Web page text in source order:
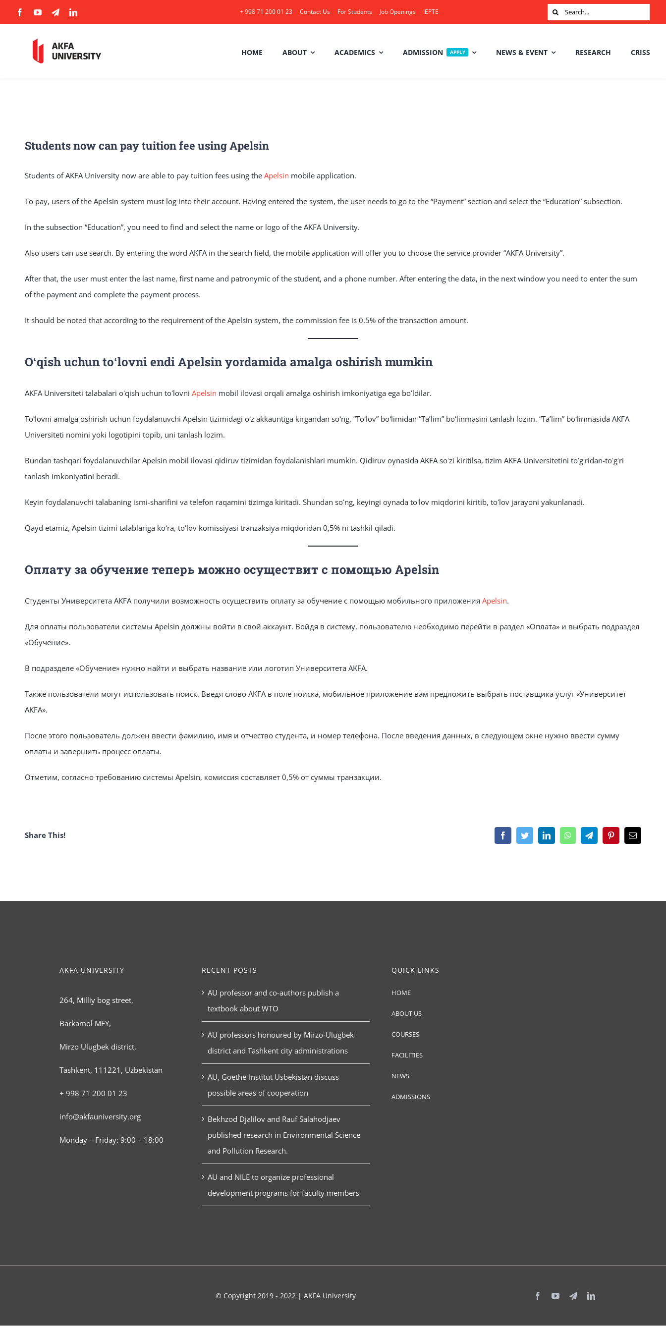
to
+ 998 71 200 01 23 Contact Us For Students Job Openings IEPTE
Search
for:
HOME ABOUT ACADEMICS ADMISSION APPLY NEWS & EVENT RESEARCH CRISS
Students now can pay tuition fee using Apelsin
Students of AKFA University now are able to pay tuition fees using the Apelsin mobile application.
To pay, users of the Apelsin system must log into their account. Having entered the system, the user needs to go to the “Payment” section and select the “Education” subsection.
In the subsection “Education”, you need to find and select the name or logo of the AKFA University.
Also users can use search. By entering the word AKFA in the search field, the mobile application will offer you to choose the service provider “AKFA University”.
After that, the user must enter the last name, first name and patronymic of the student, and a phone number. After entering the data, in the next window you need to enter the sum
of the payment and complete the payment process.
It should be noted that according to the requirement of the Apelsin system, the commission fee is 0.5% of the transaction amount.
Oʻqish uchun toʻlovni endi Apelsin yordamida amalga oshirish mumkin
AKFA Universiteti talabalari oʻqish uchun toʻlovni Apelsin mobil ilovasi orqali amalga oshirish imkoniyatiga ega boʻldilar.
Toʻlovni amalga oshirish uchun foydalanuvchi Apelsin tizimidagi oʻz akkauntiga kirgandan soʻng, “Toʻlov” boʻlimidan “Taʼlim” boʻlinmasini tanlash lozim. “Taʼlim” boʻlinmasida AKFA
Universiteti nomini yoki logotipini topib, uni tanlash lozim.
Bundan tashqari foydalanuvchilar Apelsin mobil ilovasi qidiruv tizimidan foydalanishlari mumkin. Qidiruv oynasida AKFA soʻzi kiritilsa, tizim AKFA Universitetini toʻgʻridan-toʻgʻri
tanlash imkoniyatini beradi.
Keyin foydalanuvchi talabaning ismi-sharifini va telefon raqamini tizimga kiritadi. Shundan soʻng, keyingi oynada toʻlov miqdorini kiritib, toʻlov jarayoni yakunlanadi.
Qayd etamiz, Apelsin tizimi talablariga koʻra, toʻlov komissiyasi tranzaksiya miqdoridan 0,5% ni tashkil qiladi.
Оплату за обучение теперь можно осуществит с помощью Apelsin
Студенты Университета AKFA получили возможность осуществить оплату за обучение с помощью мобильного приложения Apelsin.
Для оплаты пользователи системы Apelsin должны войти в свой аккаунт. Войдя в систему, пользователю необходимо перейти в раздел «Оплата» и выбрать подраздел
«Обучение».
В подразделе «Обучение» нужно найти и выбрать название или логотип Университета AKFA.
Также пользователи могут использовать поиск. Введя слово AKFA в поле поиска, мобильное приложение вам предложить выбрать поставщика услуг «Университет
AKFA».
После этого пользователь должен ввести фамилию, имя и отчество студента, и номер телефона. После введения данных, в следующем окне нужно ввести сумму
оплаты и завершить процесс оплаты.
Отметим, согласно требованию системы Apelsin, комиссия составляет 0,5% от суммы транзакции.
Share This! FacebookTwitterLinkedInWhatsAppTelegramPinterestEmail
AKFA UNIVERSITY
264, Milliy bog street,
Barkamol MFY,
Mirzo Ulugbek district,
Tashkent, 111221, Uzbekistan
+ 998 71 200 01 23
info@akfauniversity.org
Monday – Friday: 9:00 – 18:00
RECENT POSTS
AU professor and co-authors publish a
textbook about WTO
AU professors honoured by Mirzo-Ulugbek
district and Tashkent city administrations
AU, Goethe-Institut Usbekistan discuss
possible areas of cooperation
Bekhzod Djalilov and Rauf Salahodjaev
published research in Environmental Science
and Pollution Research.
AU and NILE to organize professional
development programs for faculty members
QUICK LINKS
HOME
ABOUT US
COURSES
FACILITIES
NEWS
ADMISSIONS
© Copyright 2019 - 2022 | AKFA University